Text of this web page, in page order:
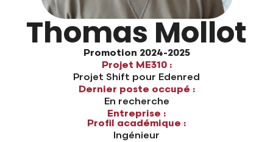
Thomas Mollot
Promotion 2024-2025
Projet ME310 :
Projet Shift pour Edenred
Dernier poste occupé :
En recherche
Entreprise :
Profil académique :
Ingénieur